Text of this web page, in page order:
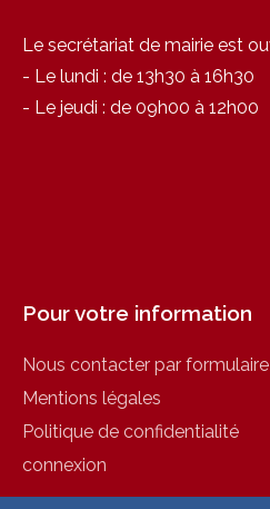
Le secrétariat de mairie est
- Le lundi : de 13h30 à 16h30
- Le jeudi : de 09h00 à 12h00
Pour votre information
Nous contacter par formulaire
Mentions légales
Politique de confidentialité
connexion